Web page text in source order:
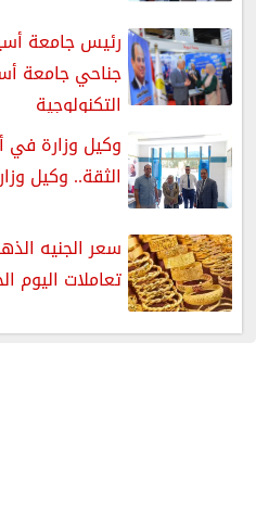
رئيس جامعة
جناحي جامعة
التكنولوجية
وكيل وزارة في
الثقة.. وكيل
سعر الجنيه
تعاملات اليوم